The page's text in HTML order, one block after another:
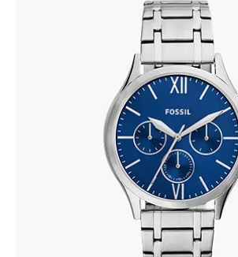
FOSSIL BQ2808
410.00 KM